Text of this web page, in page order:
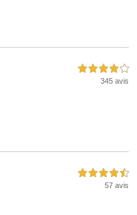
4,0 étoiles sur 5
345 avis
4,5 étoiles sur 5
57 avis